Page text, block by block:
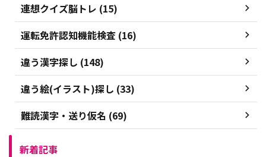
連想クイズ脳トレ (15)
運転免許認知機能検査 (16)
違う漢字探し (148)
違う絵(イラスト)探し (33)
難読漢字・送り仮名 (69)
新着記事